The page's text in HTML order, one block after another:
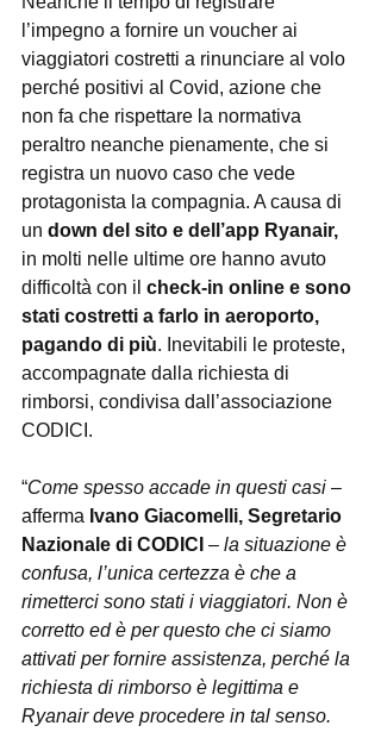
l’impegno a fornire un voucher ai
viaggiatori costretti a rinunciare al volo
perché positivi al Covid, azione che
non fa che rispettare la normativa
peraltro neanche pienamente, che si
registra un nuovo caso che vede
protagonista la compagnia. A causa di
un down del sito e dell’app Ryanair,
in molti nelle ultime ore hanno avuto
difficoltà con il check-in online e sono
stati costretti a farlo in aeroporto,
pagando di più. Inevitabili le proteste,
accompagnate dalla richiesta di
rimborsi, condivisa dall’associazione
CODICI.
“Come spesso accade in questi casi –
afferma Ivano Giacomelli, Segretario
Nazionale di CODICI – la situazione è
confusa, l’unica certezza è che a
rimetterci sono stati i viaggiatori. Non è
corretto ed è per questo che ci siamo
attivati per fornire assistenza, perché la
richiesta di rimborso è legittima e
Ryanair deve procedere in tal senso.